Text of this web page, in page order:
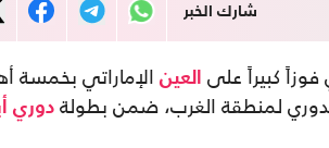
شارك الخبر
كبيراً على العين الإماراتي بخمسة
لمنطقة الغرب، ضمن بطولة دوري